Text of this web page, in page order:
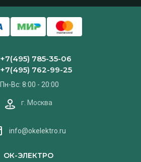
ОК-ЭЛЕКТРО
+7(495) 785-35-06
+7(495) 762-99-25
Пн-Вс: 8:00 - 20:00
г. Москва
info@okelektro.ru